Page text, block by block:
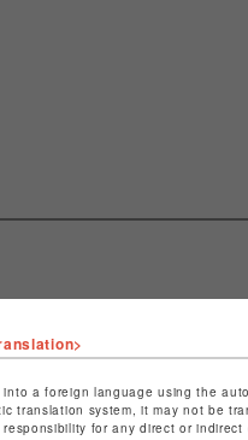
ショップ名
特定商取引法など法令に基
a foreign language using the
translation system, it may not be
for any direct or